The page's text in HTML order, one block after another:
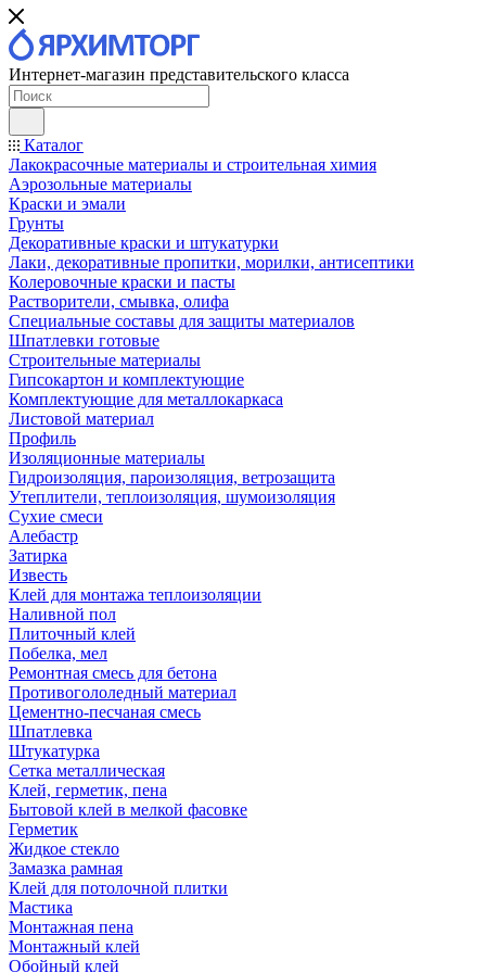
Интернет-магазин представительского класса
Каталог
Лакокрасочные материалы и строительная химия
Аэрозольные материалы
Краски и эмали
Грунты
Декоративные краски и штукатурки
Лаки, декоративные пропитки, морилки, антисептики
Колеровочные краски и пасты
Растворители, смывка, олифа
Специальные составы для защиты материалов
Шпатлевки готовые
Строительные материалы
Гипсокартон и комплектующие
Комплектующие для металлокаркаса
Листовой материал
Профиль
Изоляционные материалы
Гидроизоляция, пароизоляция, ветрозащита
Утеплители, теплоизоляция, шумоизоляция
Сухие смеси
Алебастр
Затирка
Известь
Клей для монтажа теплоизоляции
Наливной пол
Плиточный клей
Побелка, мел
Ремонтная смесь для бетона
Противогололедный материал
Цементно-песчаная смесь
Шпатлевка
Штукатурка
Сетка металлическая
Клей, герметик, пена
Бытовой клей в мелкой фасовке
Герметик
Жидкое стекло
Замазка рамная
Клей для потолочной плитки
Мастика
Монтажная пена
Монтажный клей
Обойный клей